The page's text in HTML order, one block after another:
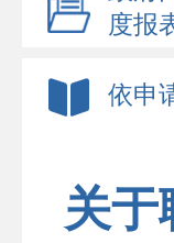
度报
依申
关于